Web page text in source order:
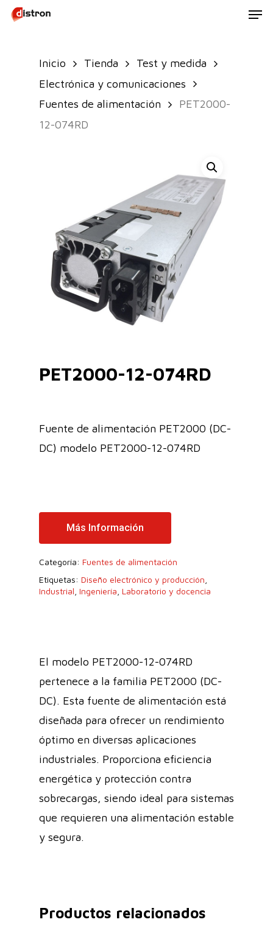
Skip
Inicio Tienda
Test y medida
Electrónica y comunicaciones
Fuentes de alimentación
PET2000-
12-074RD
PET2000-12-074RD
Fuente de alimentación PET2000 (DC-
DC) modelo PET2000-12-074RD
Más Información
Categoría: Fuentes de alimentación
Etiquetas: Diseño electrónico y producción
Industrial Ingeniería Laboratorio y docencia
El modelo PET2000-12-074RD
pertenece a la familia PET2000 (DC-
DC). Esta fuente de alimentación está
diseñada para ofrecer un rendimiento
óptimo en diversas aplicaciones
industriales. Proporciona eficiencia
energética y protección contra
sobrecargas, siendo ideal para sistemas
que requieren una alimentación estable
y segura.
Productos relacionados